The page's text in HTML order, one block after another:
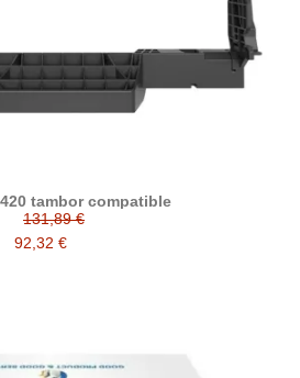
tambor compatible
131,89 €
92,32 €